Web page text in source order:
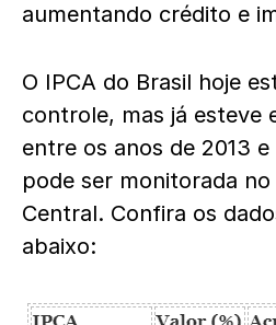
aumentando crédito e
O IPCA do Brasil hoje
controle, mas já esteve
entre os anos de 2013
pode ser monitorada no
Central. Confira os
abaixo: